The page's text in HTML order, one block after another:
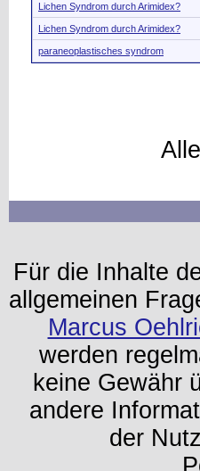
Lichen Syndrom durch Arimidex?
Lichen Syndrom durch Arimidex?
paraneoplastisches syndrom
Für die Inhalte
allgemeinen
Marcus
werden
keine Gewähr
andere
der